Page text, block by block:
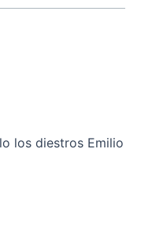
los diestros Emilio